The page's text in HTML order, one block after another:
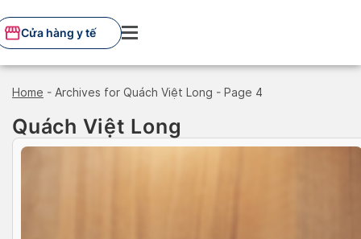
to
content
Cửa hàng y tế
Home - Archives for Quách Việt Long - Page 4
Quách Việt Long